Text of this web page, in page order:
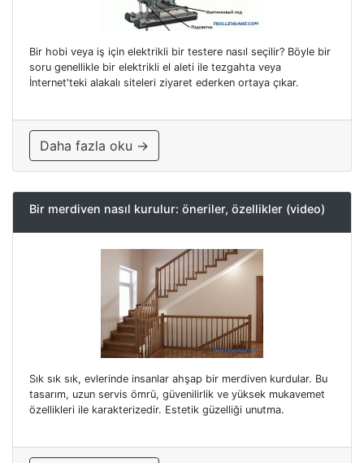
Bir hobi veya iş için elektrikli bir testere nasıl seçilir? Böyle bir
soru genellikle bir elektrikli el aleti ile tezgahta veya
İnternet'teki alakalı siteleri ziyaret ederken ortaya çıkar.
Daha fazla oku →
Bir merdiven nasıl kurulur: öneriler, özellikler (video)
Sık sık sık, evlerinde insanlar ahşap bir merdiven kurdular. Bu
tasarım, uzun servis ömrü, güvenilirlik ve yüksek mukavemet
özellikleri ile karakterizedir. Estetik güzelliği unutma.